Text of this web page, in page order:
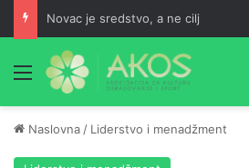
Novac je sredstvo, a ne cilj
Meni
Naslovna / Liderstvo i menadžment